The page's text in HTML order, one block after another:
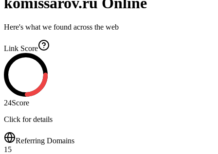
Here's what we found across the web
Link Score
24Score
Click for details
Referring Domains
15